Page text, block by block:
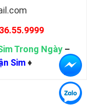
Trong Ngày –
Sim♦